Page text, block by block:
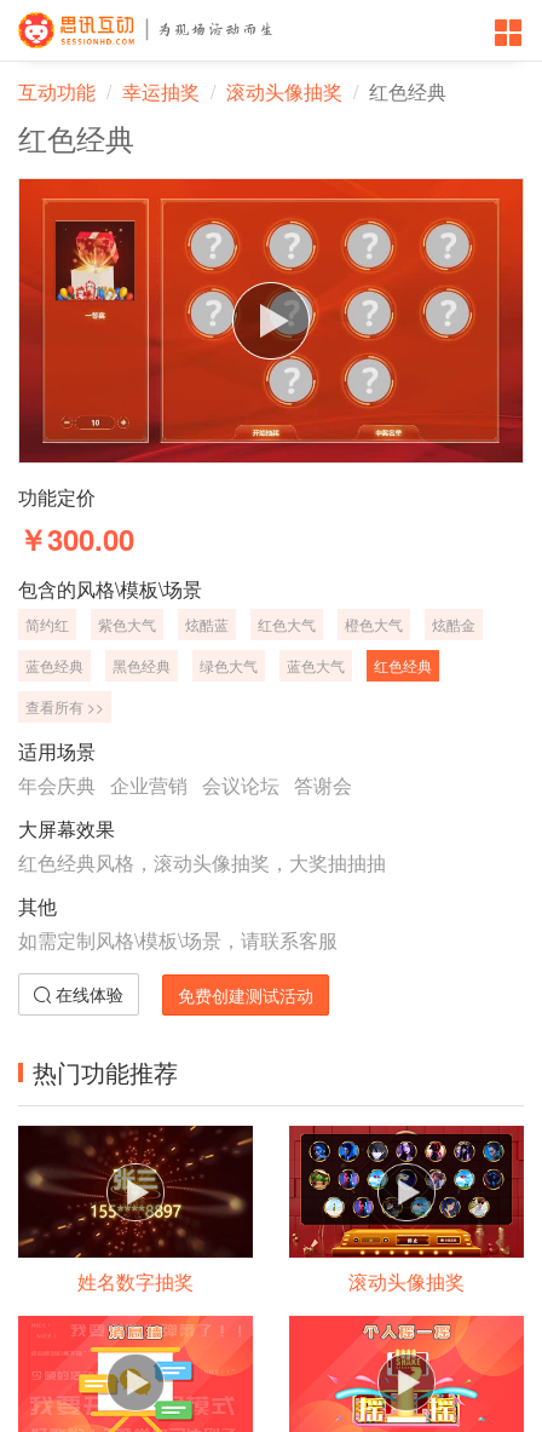
互动功能 幸运抽奖 滚动头像抽奖 红色经典
红色经典
功能定价
￥300.00
包含的风格\模板\场景
简约红 紫色大气 炫酷蓝 红色大气 橙色大气
炫酷金
蓝色经典
黑色经典 绿色大气 蓝色大气
红色经典
查看所有 >>
适用场景
年会庆典 企业营销 会议论坛 答谢会
大屏幕效果
红色经典风格，滚动头像抽奖，大奖抽抽抽
其他
如需定制风格\模板\场景，请联系客服
在线体验 免费创建测试活动
热门功能推荐
姓名数字抽奖 滚动头像抽奖